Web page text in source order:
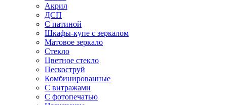
Акрил
ДСП
С патиной
Шкафы-купе с зеркалом
Матовое зеркало
Стекло
Цветное стекло
Пескоструй
Комбинированные
С витражами
С фотопечатью